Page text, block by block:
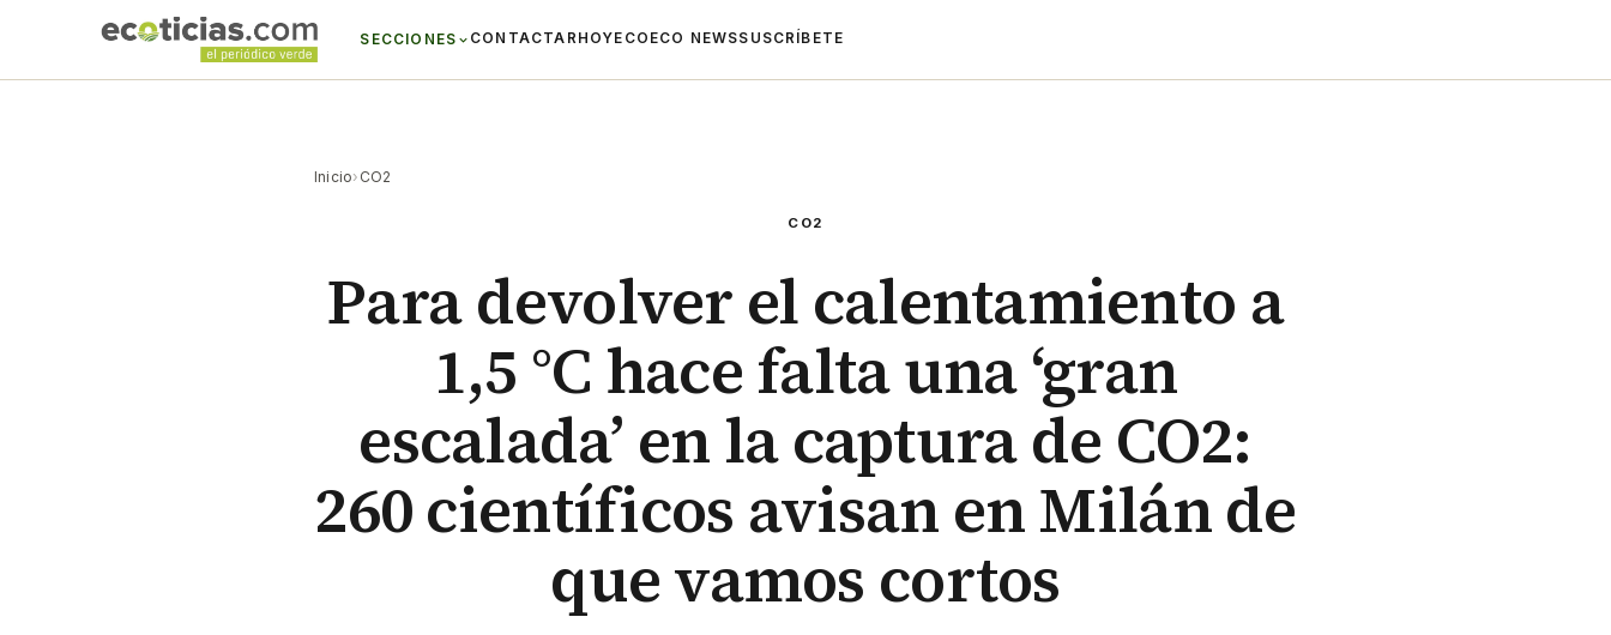
SECCIONES CONTACTAR HOYECO ECO NEWSSUSCRÍBETE
Inicio› CO2
CO2
Para devolver el calentamiento a
1,5 °C hace falta una ‘gran
escalada’ en la captura de CO2:
260 científicos avisan en Milán de
que vamos cortos